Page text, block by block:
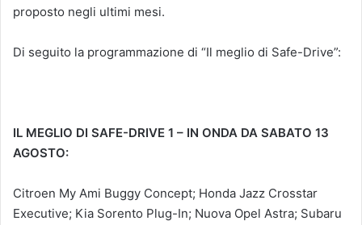
proposto negli ultimi mesi.
Di seguito la programmazione di “Il meglio di Safe-Drive”:
IL MEGLIO DI SAFE-DRIVE 1 – IN ONDA DA SABATO 13
AGOSTO:
Citroen My Ami Buggy Concept; Honda Jazz Crosstar
Executive; Kia Sorento Plug-In; Nuova Opel Astra; Subaru